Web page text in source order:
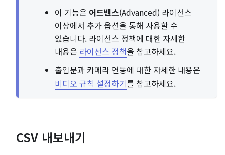
이 기능은 어드밴스(Advanced) 라이선스
이상에서 추가 옵션을 통해 사용할 수
있습니다. 라이선스 정책에 대한 자세한
내용은 라이선스 정책을 참고하세요.
출입문과 카메라 연동에 대한 자세한 내용은
비디오 규칙 설정하기를 참고하세요.
CSV 내보내기